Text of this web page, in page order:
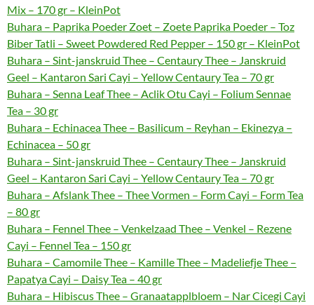
Mix – 170 gr – KleinPot
Buhara – Paprika Poeder Zoet – Zoete Paprika Poeder – Toz
Biber Tatli – Sweet Powdered Red Pepper – 150 gr – KleinPot
Buhara – Sint-janskruid Thee – Centaury Thee – Janskruid
Geel – Kantaron Sari Cayi – Yellow Centaury Tea – 70 gr
Buhara – Senna Leaf Thee – Aclik Otu Cayi – Folium Sennae
Tea – 30 gr
Buhara – Echinacea Thee – Basilicum – Reyhan – Ekinezya –
Echinacea – 50 gr
Buhara – Sint-janskruid Thee – Centaury Thee – Janskruid
Geel – Kantaron Sari Cayi – Yellow Centaury Tea – 70 gr
Buhara – Afslank Thee – Thee Vormen – Form Cayi – Form Tea
– 80 gr
Buhara – Fennel Thee – Venkelzaad Thee – Venkel – Rezene
Cayi – Fennel Tea – 150 gr
Buhara – Camomile Thee – Kamille Thee – Madeliefje Thee –
Papatya Cayi – Daisy Tea – 40 gr
Buhara – Hibiscus Thee – Granaatapplbloem – Nar Cicegi Cayi